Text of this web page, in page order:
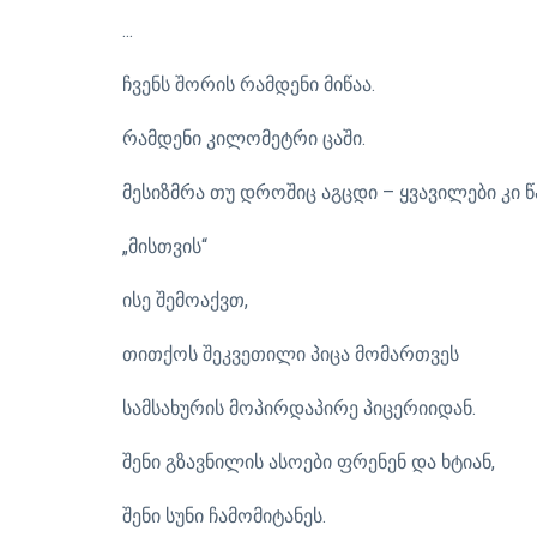
...
ჩვენს შორის რამდენი მიწაა.
რამდენი კილომეტრი ცაში.
მესიზმრა თუ დროშიც აგცდი – ყვავილები კი
„მისთვის“
ისე შემოაქვთ,
თითქოს შეკვეთილი პიცა მომართვეს
სამსახურის მოპირდაპირე პიცერიიდან.
შენი გზავნილის ასოები ფრენენ და ხტიან,
შენი სუნი ჩამომიტანეს.